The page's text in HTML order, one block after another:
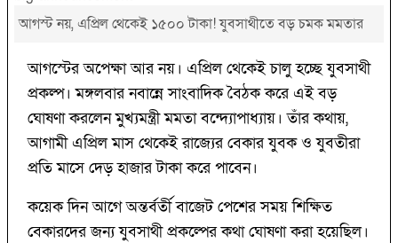
আগস্ট নয়, এপ্রিল থেকেই ১৫০০ টাকা! যুবসাথীতে বড় চমক মমতার
আগস্টের অপেক্ষা আর নয়। এপ্রিল থেকেই চালু হচ্ছে যুবসাথী
প্রকল্প। মঙ্গলবার নবান্নে সাংবাদিক বৈঠক করে এই বড়
ঘোষণা করলেন মুখ্যমন্ত্রী মমতা বন্দ্যোপাধ্যায়। তাঁর কথায়,
আগামী এপ্রিল মাস থেকেই রাজ্যের বেকার যুবক ও যুবতীরা
প্রতি মাসে দেড় হাজার টাকা করে পাবেন।
কয়েক দিন আগে অন্তর্বর্তী বাজেট পেশের সময় শিক্ষিত
বেকারদের জন্য যুবসাথী প্রকল্পের কথা ঘোষণা করা হয়েছিল।